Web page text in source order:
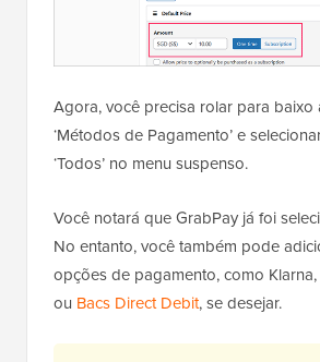
Agora, você precisa rolar para baixo
‘Métodos de Pagamento’ e
‘Todos’ no menu suspenso.
Você notará que GrabPay já foi
No entanto, você também pode
opções de pagamento, como Klarna,
ou Bacs Direct Debit, se desejar.